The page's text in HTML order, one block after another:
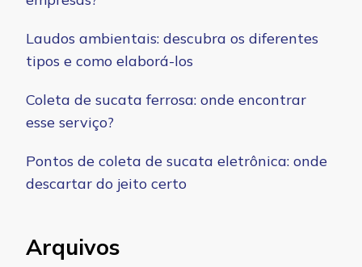
Laudos ambientais: descubra os diferentes
tipos e como elaborá-los
Coleta de sucata ferrosa: onde encontrar
esse serviço?
Pontos de coleta de sucata eletrônica: onde
descartar do jeito certo
Arquivos